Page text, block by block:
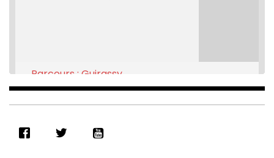
RSS FEED
Parcours : Guirassy
Feb 16, 2021 • 28:08